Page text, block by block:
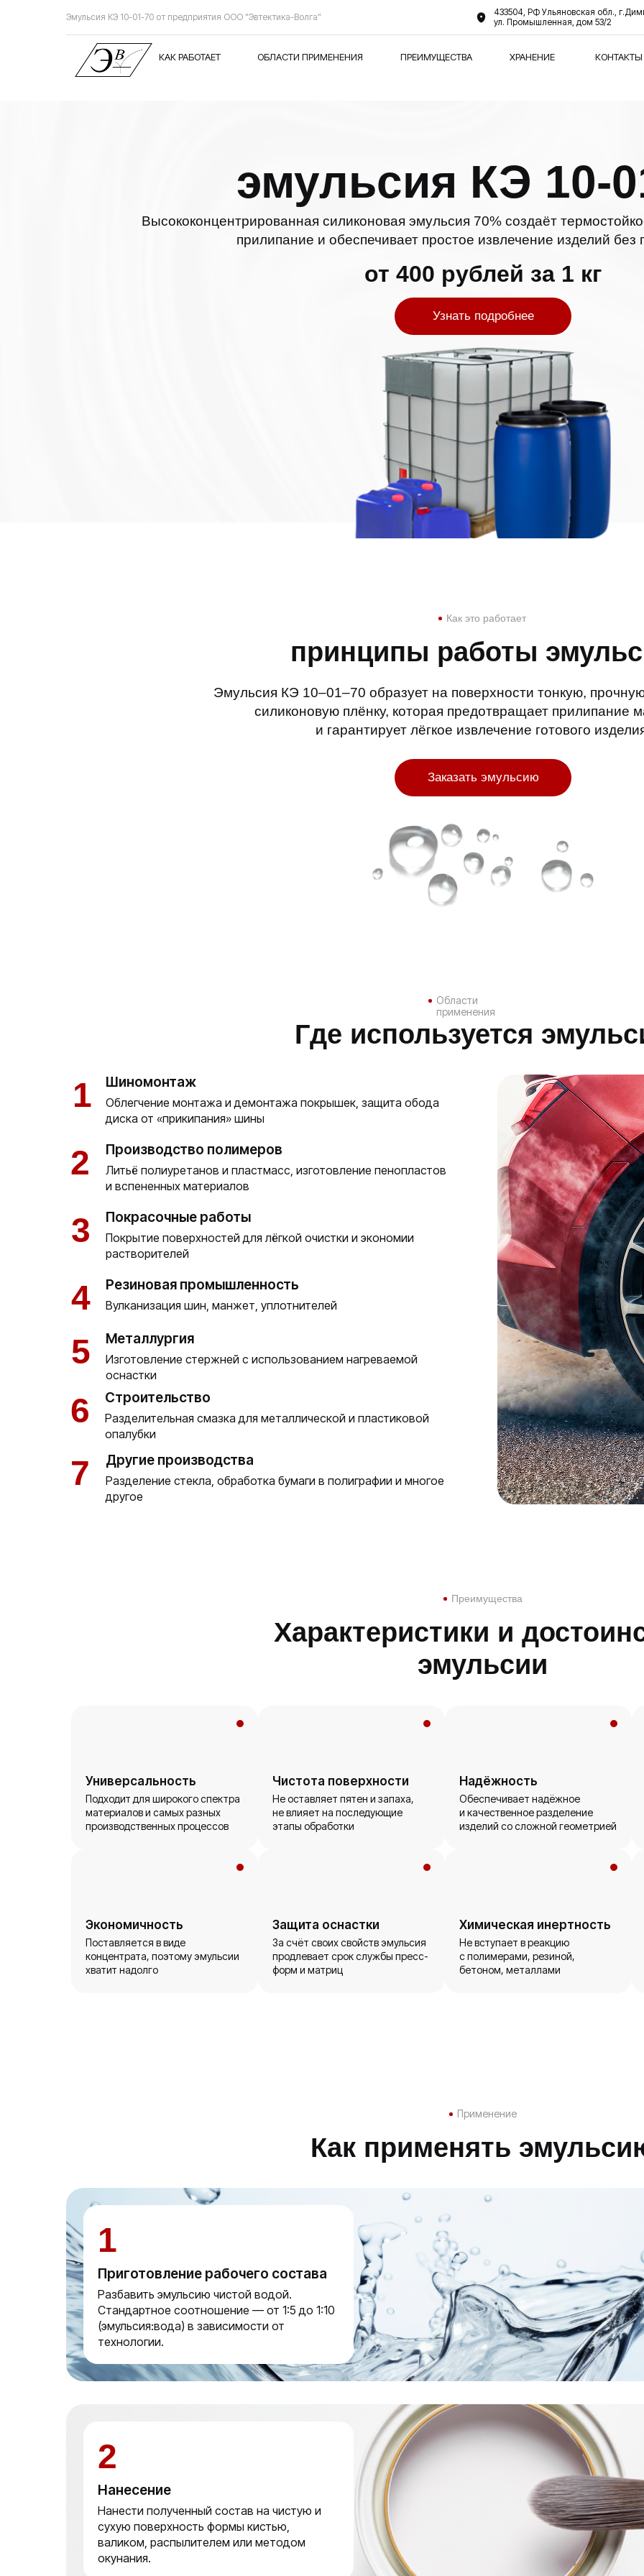
Эмульсия КЭ 10-01-70 от предприятия ООО "Эвтектика-Волга"
433504, РФ Ульяновская обл.,
ул. Промышленная, дом 53/2
КАК РАБОТАЕТ ОБЛАСТИ ПРИМЕНЕНИЯ ПРЕИМУЩЕСТВА ХРАНЕНИЕ КОНТАКТЫ
эмульсия КЭ 10-
Высококонцентрированная силиконовая эмульсия 70% создаёт
прилипание и обеспечивает простое извлечение изделий без
Узнать подробнее
от 400 рублей за 1 кг
Эмульсия КЭ 10–01–70 образует на поверхности тонкую,
силиконовую плёнку, которая предотвращает прилипание
и гарантирует лёгкое извлечение готового
Как это работает
принципы работы
Заказать эмульсию
Области
применения
Где используется
1 Шиномонтаж
Облегчение монтажа и демонтажа покрышек, защита обода
диска от «прикипания» шины
2 Производство полимеров
Литьё полиуретанов и пластмасс, изготовление пенопластов
и вспененных материалов
3 Покрасочные работы
Покрытие поверхностей для лёгкой очистки и экономии
растворителей
4 Резиновая промышленность
Вулканизация шин, манжет, уплотнителей
5 Металлургия
Изготовление стержней с использованием нагреваемой
оснастки
6 Строительство
Разделительная смазка для металлической и пластиковой
опалубки
7 Другие производства
Разделение стекла, обработка бумаги в полиграфии и многое
другое
Преимущества
Характеристики и
эмульсии
Универсальность
Подходит для широкого спектра
материалов и самых разных
производственных процессов
Чистота поверхности
Не оставляет пятен и запаха,
не влияет на последующие
этапы обработки
Надёжность
Обеспечивает надёжное
и качественное разделение
изделий со сложной геометрией
Экономичность
Поставляется в виде
концентрата, поэтому эмульсии
хватит надолго
Защита оснастки
За счёт своих свойств эмульсия
продлевает срок службы пресс-
форм и матриц
Химическая инертность
Не вступает в реакцию
с полимерами, резиной,
бетоном, металлами
Применение
Как применять
1
Приготовление рабочего состава
Разбавить эмульсию чистой водой.
Стандартное соотношение — от 1:5 до 1:10
(эмульсия:вода) в зависимости от
технологии.
2
Нанесение
Нанести полученный состав на чистую и
сухую поверхность формы кистью,
валиком, распылителем или методом
окунания.